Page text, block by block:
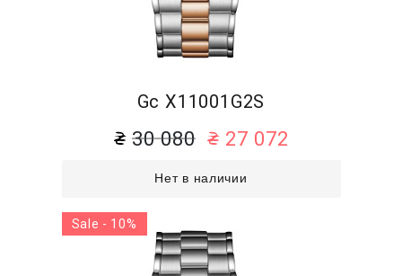
Gc X11001G2S
30 080 27 072
Нет в наличии
Sale - 10%